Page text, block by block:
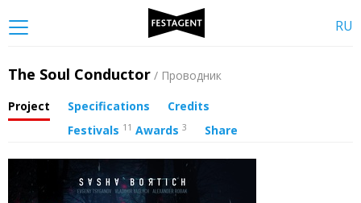
RU
The Soul Conductor / Проводник
Project Specifications
Credits
Festivals 11 Awards 3 Share